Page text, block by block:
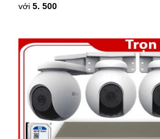
với 5. 500